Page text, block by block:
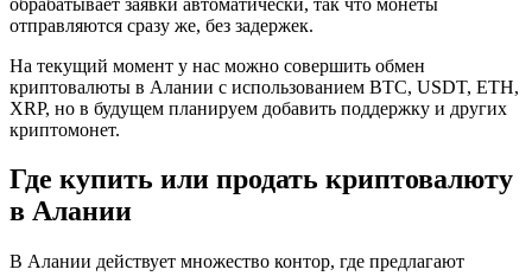
отправляются сразу же, без задержек.
На текущий момент у нас можно совершить обмен
криптовалюты в Алании с использованием BTC, USDT, ETH,
XRP, но в будущем планируем добавить поддержку и других
криптомонет.
Где купить или продать криптовалюту
в Алании
В Алании действует множество контор, где предлагают